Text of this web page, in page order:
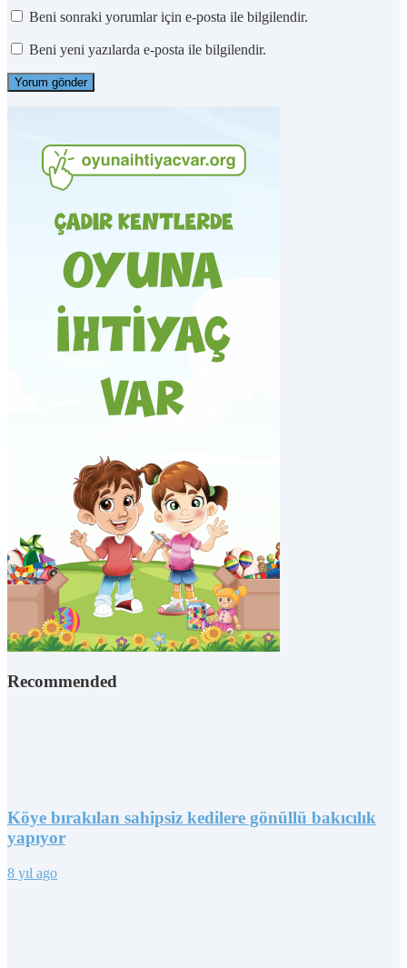
Beni sonraki yorumlar için e-posta ile bilgilendir.
Beni yeni yazılarda e-posta ile bilgilendir.
Recommended
Köye bırakılan sahipsiz kedilere gönüllü bakıcılık
yapıyor
8 yıl ago